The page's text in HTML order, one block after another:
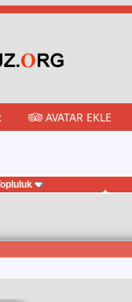
AVATAR EKLE